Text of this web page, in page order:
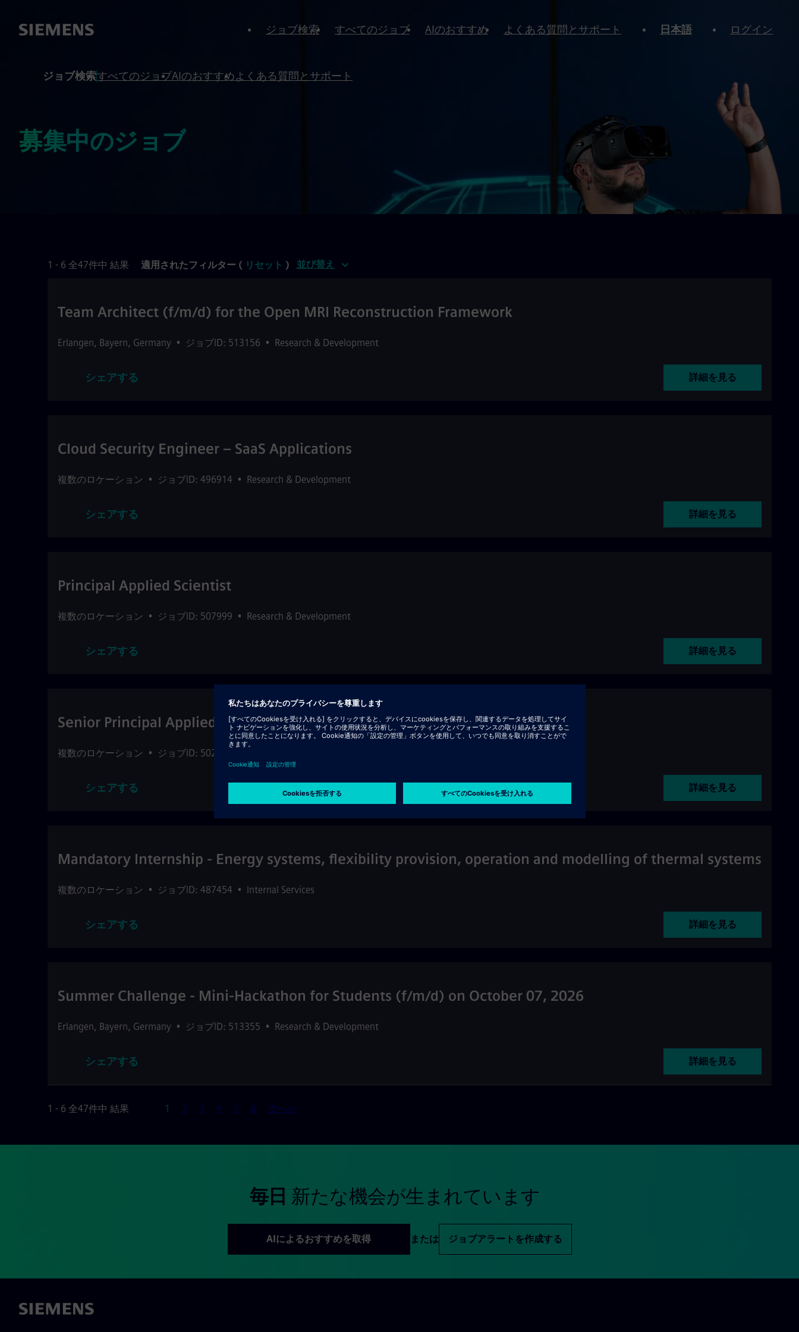
ジョブ検索 すべてのジョブ AIのおすすめ よくある質問とサポート 日本語 ログイン
ジョブ検索すべてのジョブAIのおすすめよくある質問とサポート
募集中のジョブ
1 - 6 全47件中 結果 適用されたフィルター ( リセット ) 並び替え
Team Architect (f/m/d) for the Open MRI Reconstruction Framework
Erlangen, Bayern, Germany • ジョブID: 513156 • Research & Development
シェアする 詳細を見る
Cloud Security Engineer – SaaS Applications
複数のロケーション • ジョブID: 496914 • Research & Development
シェアする 詳細を見る
Principal Applied Scientist
複数のロケーション • ジョブID: 507999 • Research & Development
シェアする 詳細を見る
Senior Principal Applied Scientist
複数のロケーション • ジョブID: 502622
シェアする 詳細を見る
Mandatory Internship - Energy systems, flexibility provision, operation and modelling of thermal systems
複数のロケーション • ジョブID: 487454 • Internal Services
シェアする 詳細を見る
Summer Challenge - Mini-Hackathon for Students (f/m/d) on October 07, 2026
Erlangen, Bayern, Germany • ジョブID: 513355 • Research & Development
シェアする 詳細を見る
1 - 6 全47件中 結果 ページ
1 2 3 4 5 6 次へ>>
毎日 新たな機会が生まれています
AIによるおすすめを取得 または ジョブアラートを作成する